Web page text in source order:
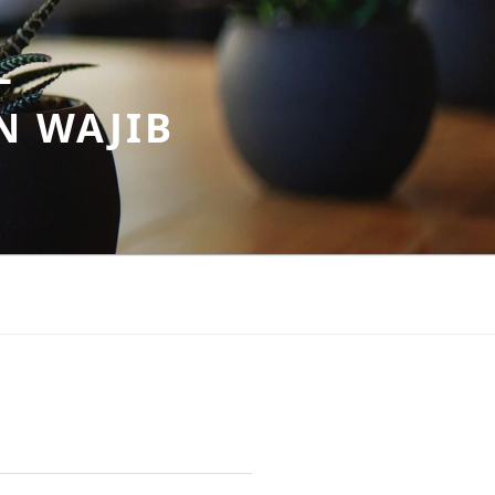
WAJIB